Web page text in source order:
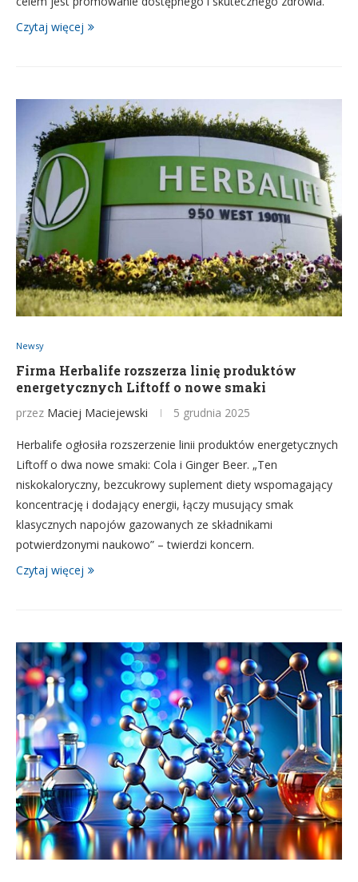
Czytaj więcej
Newsy
Firma Herbalife rozszerza linię produktów
energetycznych Liftoff o nowe smaki
przez Maciej Maciejewski 5 grudnia 2025
Herbalife ogłosiła rozszerzenie linii produktów energetycznych
Liftoff o dwa nowe smaki: Cola i Ginger Beer. „Ten
niskokaloryczny, bezcukrowy suplement diety wspomagający
koncentrację i dodający energii, łączy musujący smak
klasycznych napojów gazowanych ze składnikami
potwierdzonymi naukowo” – twierdzi koncern.
Czytaj więcej